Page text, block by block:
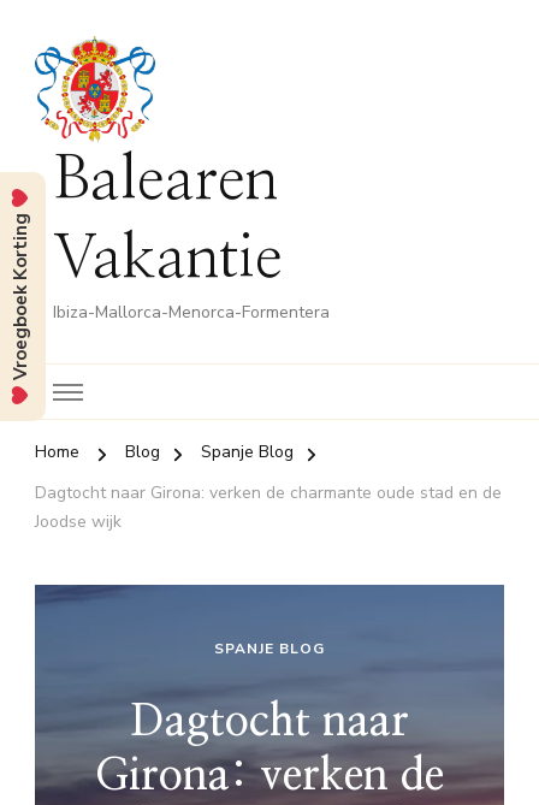
Balearen
Vakantie
Ibiza-Mallorca-Menorca-Formentera
Home Blog
Spanje Blog
Dagtocht naar Girona: verken de charmante oude stad en de
Joodse wijk
SPANJE BLOG
Dagtocht naar
Girona: verken de
Vroegboek Korting